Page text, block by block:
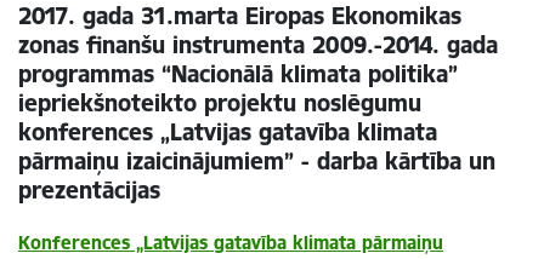
2017. gada 31.marta Eiropas Ekonomikas
zonas finanšu instrumenta 2009.-2014. gada
programmas “Nacionālā klimata politika”
iepriekšnoteikto projektu noslēgumu
konferences „Latvijas gatavība klimata
pārmaiņu izaicinājumiem” - darba kārtība un
prezentācijas
Konferences „Latvijas gatavība klimata pārmaiņu